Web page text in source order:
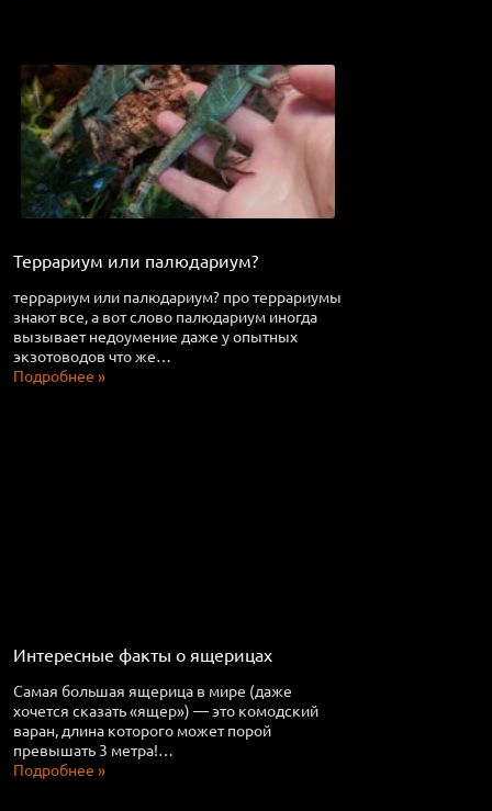
Террариум или палюдариум?
террариум или палюдариум? про террариумы
знают все, а вот слово палюдариум иногда
вызывает недоумение даже у опытных
экзотоводов что же…
Подробнее »
Интересные факты о ящерицах
Самая большая ящерица в мире (даже
хочется сказать «ящер») — это комодский
варан, длина которого может порой
превышать 3 метра!…
Подробнее »